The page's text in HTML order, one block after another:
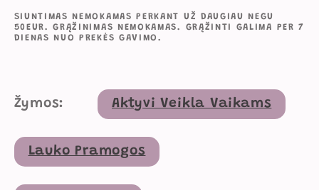
SIUNTIMAS NEMOKAMAS PERKANT UŽ DAUGIAU NEGU
50EUR. GRĄŽINIMAS NEMOKAMAS. GRĄŽINTI GALIMA PER 7
DIENAS NUO PREKĖS GAVIMO.
Žymos: Aktyvi Veikla Vaikams
Lauko Pramogos